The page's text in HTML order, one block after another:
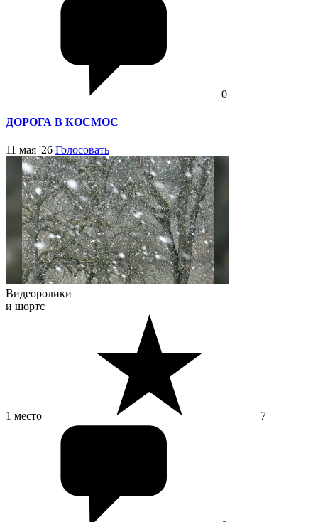
0
ДОРОГА В КОСМОС
11 мая '26 Голосовать
Видеоролики
и шортс
1 место 7